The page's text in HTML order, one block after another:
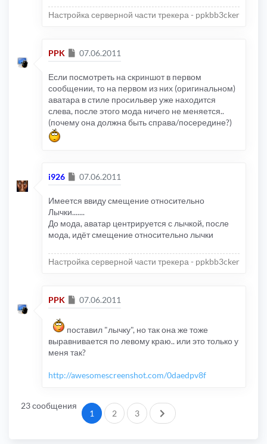
Настройка серверной части трекера - ppkbb3cker
PPK Сообщение
07.06.2011
Если посмотреть на скриншот в первом
сообщении, то на первом из них (оригинальном)
аватара в стиле просильвер уже находится
слева, после этого мода ничего не меняется..
(почему она должна быть справа/посередине?)
i926 Сообщение
07.06.2011
Имеется ввиду смещение относительно
Лычки.......
До мода, аватар центрируется с лычкой, после
мода, идёт смещение относительно лычки
Настройка серверной части трекера - ppkbb3cker
PPK Сообщение
07.06.2011
поставил "лычку", но так она же тоже
выравнивается по левому краю.. или это только у
меня так?
http://awesomescreenshot.com/0daedpv8f
23 сообщения
1 2 3 След.